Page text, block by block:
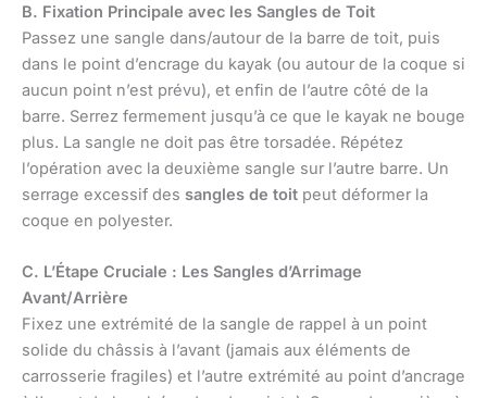
B. Fixation Principale avec les Sangles de Toit
Passez une sangle dans/autour de la barre de toit, puis
dans le point d’encrage du kayak (ou autour de la coque si
aucun point n’est prévu), et enfin de l’autre côté de la
barre. Serrez fermement jusqu’à ce que le kayak ne bouge
plus. La sangle ne doit pas être torsadée. Répétez
l’opération avec la deuxième sangle sur l’autre barre. Un
serrage excessif des sangles de toit peut déformer la
coque en polyester.
C. L’Étape Cruciale : Les Sangles d’Arrimage
Avant/Arrière
Fixez une extrémité de la sangle de rappel à un point
solide du châssis à l’avant (jamais aux éléments de
carrosserie fragiles) et l’autre extrémité au point d’ancrage